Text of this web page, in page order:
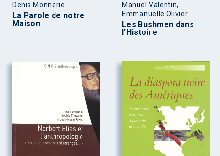
Denis Monnerie
La Parole de notre
Maison
Manuel Valentin,
Emmanuelle Olivier
Les Bushmen dans
l’Histoire